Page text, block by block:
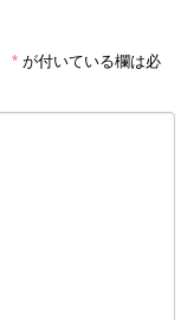
* が付いている欄は必